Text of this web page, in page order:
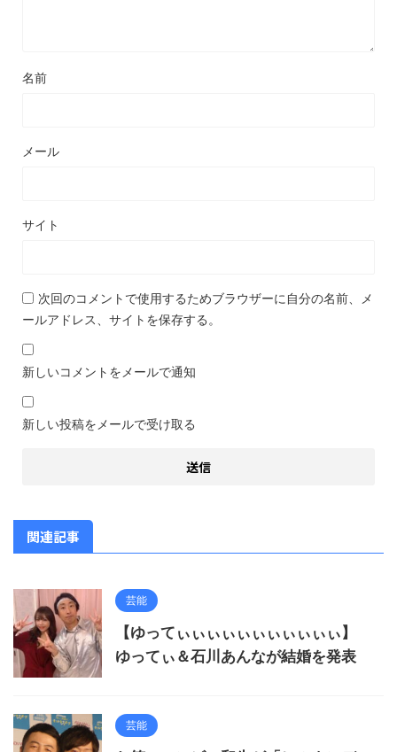
名前
メール
サイト
次回のコメントで使用するためブラウザーに自分の名前、メ
ールアドレス、サイトを保存する。
新しいコメントをメールで通知
新しい投稿をメールで受け取る
関連記事
芸能
【ゆってぃぃぃぃぃぃぃぃぃぃぃ】
ゆってぃ＆石川あんなが結婚を発表
芸能